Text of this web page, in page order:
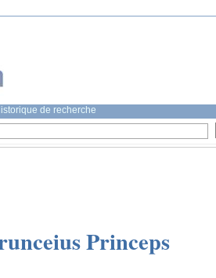
de recherche
Princeps